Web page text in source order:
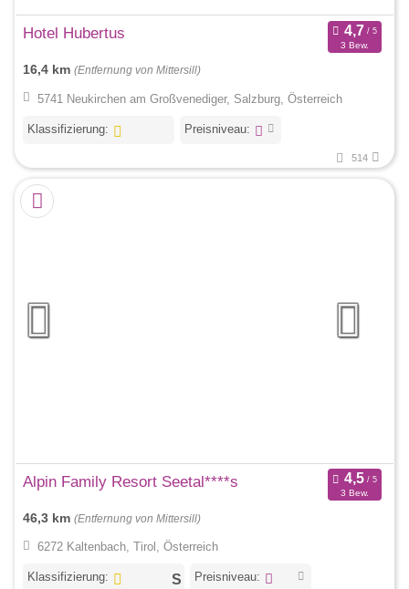
Hotel Hubertus
3 Bew.
16,4 km (Entfernung von Mittersill)
5741 Neukirchen am Großvenediger, Salzburg, Österreich
Klassifizierung: Preisniveau:
514
Alpin Family Resort Seetal****s
3 Bew.
46,3 km (Entfernung von Mittersill)
6272 Kaltenbach, Tirol, Österreich
Klassifizierung: Preisniveau: